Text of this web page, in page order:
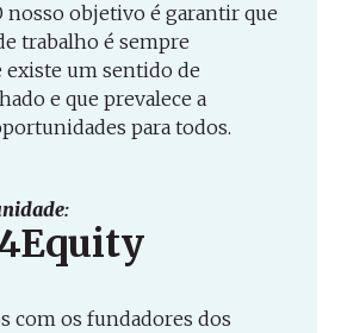
nosso objetivo é garantir que
trabalho é sempre
existe um sentido de
e que prevalece a
para todos.
:
com os fundadores dos